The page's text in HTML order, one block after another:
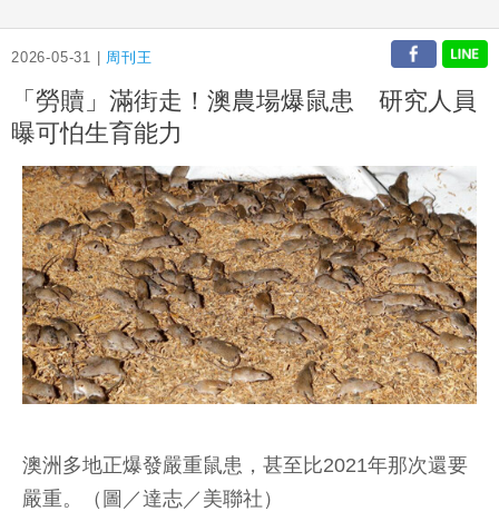
2026-05-31 | 周刊王
「勞贖」滿街走！澳農場爆鼠患 研究人員
曝可怕生育能力
澳洲多地正爆發嚴重鼠患，甚至比2021年那次還要
嚴重。（圖／達志／美聯社）